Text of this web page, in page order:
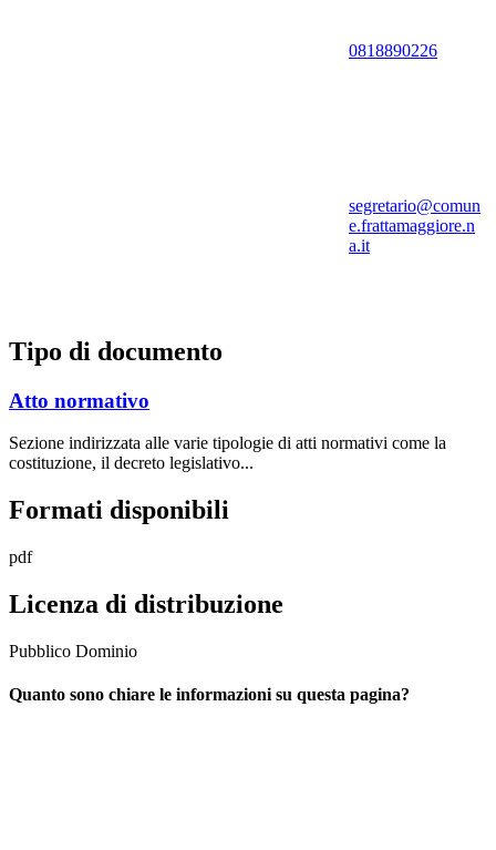
0818890226
segretario@comun
e.frattamaggiore.n
a.it
Tipo di documento
Atto normativo
Sezione indirizzata alle varie tipologie di atti normativi come la
costituzione, il decreto legislativo...
Formati disponibili
pdf
Licenza di distribuzione
Pubblico Dominio
Quanto sono chiare le informazioni su questa pagina?